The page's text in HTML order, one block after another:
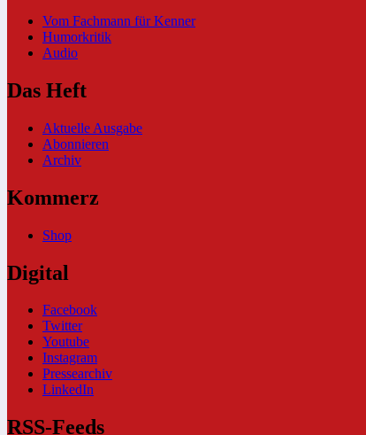
Vom Fachmann für Kenner
Humorkritik
Audio
Das Heft
Aktuelle Ausgabe
Abonnieren
Archiv
Kommerz
Shop
Digital
Facebook
Twitter
Youtube
Instagram
Pressearchiv
LinkedIn
RSS-Feeds